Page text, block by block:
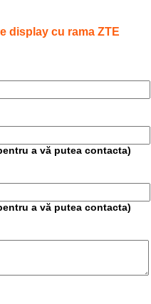
display cu rama ZTE
a vă putea contacta)
a vă putea contacta)